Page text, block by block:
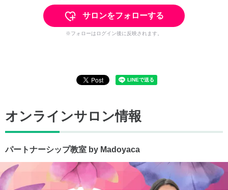
サロンをフォローする
※フォローはログイン後に反映されます。
オンラインサロン情報
パートナーシップ教室 by Madoyaca